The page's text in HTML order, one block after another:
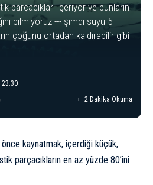
parçacıkları içeriyor ve bunların
bilmiyoruz --- şimdi suyu 5
çoğunu ortadan kaldırabilir gibi
23:30
2 Dakika Okuma
önce kaynatmak, içerdiği küçük,
parçacıkların en az yüzde 80’ini